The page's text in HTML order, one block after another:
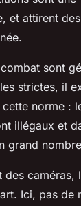
et attirent
sont
strictes, il
norme :
illégaux et
grand
des caméras,
Ici, pas de